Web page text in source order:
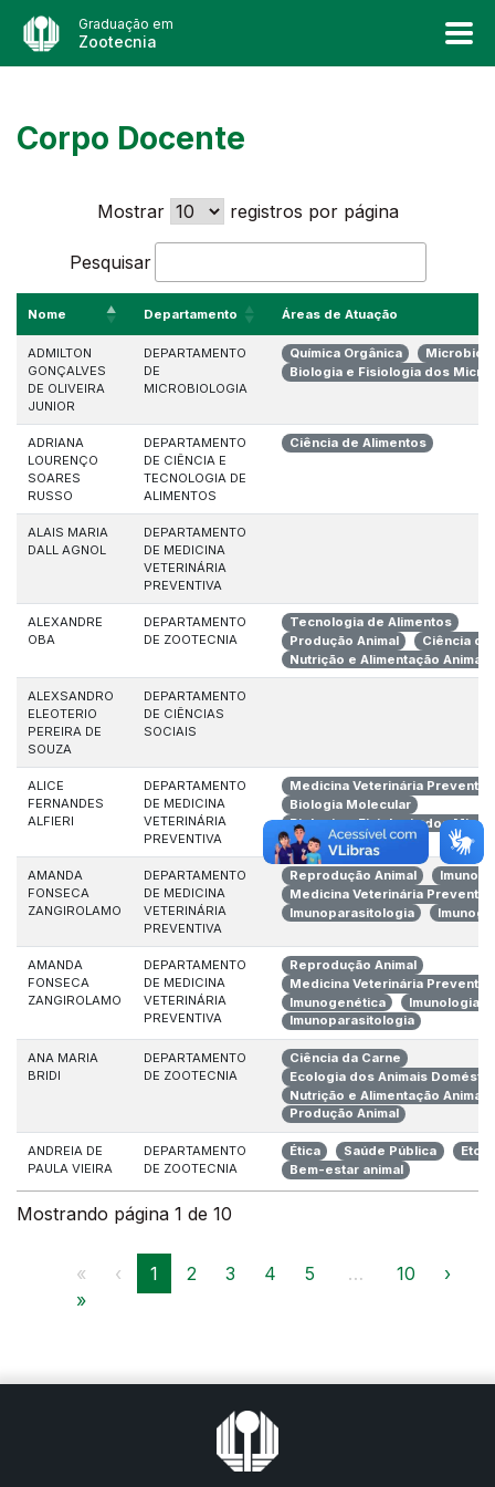
Graduação em
Zootecnia
Corpo Docente
Mostrar registros por página
Pesquisar
Nome Departamento Áreas de Atuação
ADMILTON
GONÇALVES
DE OLIVEIRA
JUNIOR
DEPARTAMENTO
DE
MICROBIOLOGIA
Química Orgânica
Biologia e Fisiologia dos
ADRIANA
LOURENÇO
SOARES
RUSSO
DEPARTAMENTO
DE CIÊNCIA E
TECNOLOGIA DE
ALIMENTOS
Ciência de Alimentos
ALAIS MARIA
DALL AGNOL
DEPARTAMENTO
DE MEDICINA
VETERINÁRIA
PREVENTIVA
ALEXANDRE
OBA
DEPARTAMENTO
DE ZOOTECNIA
Tecnologia de Alimentos
Produção Animal
Ciência
Nutrição e Alimentação Animal
ALEXSANDRO
ELEOTERIO
PEREIRA DE
SOUZA
DEPARTAMENTO
DE CIÊNCIAS
SOCIAIS
ALICE
FERNANDES
ALFIERI
DEPARTAMENTO
DE MEDICINA
VETERINÁRIA
PREVENTIVA
Medicina Veterinária
Biologia Molecular
Biologia e Fisiologia dos
AMANDA
FONSECA
ZANGIROLAMO
DEPARTAMENTO
DE MEDICINA
VETERINÁRIA
PREVENTIVA
Reprodução Animal
Medicina Veterinária
Imunoparasitologia
AMANDA
FONSECA
ZANGIROLAMO
DEPARTAMENTO
DE MEDICINA
VETERINÁRIA
PREVENTIVA
Reprodução Animal
Medicina Veterinária
Imunogenética
Imunologia
Imunoparasitologia
ANA MARIA
BRIDI
DEPARTAMENTO
DE ZOOTECNIA
Ciência da Carne
Ecologia dos Animais
Nutrição e Alimentação Animal
Produção Animal
ANDREIA DE
PAULA VIEIRA
DEPARTAMENTO
DE ZOOTECNIA
Ética Saúde Pública
Bem-estar animal
Mostrando página 1 de 10
« ‹ 1 2 3 4 5 … 10
›
»